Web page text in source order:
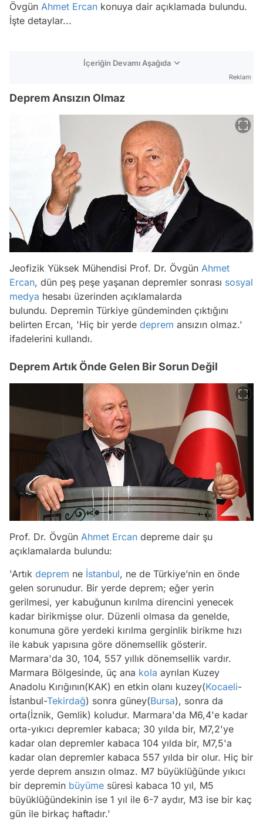
Övgün Ahmet Ercan konuya dair açıklamada bulundu.
İşte detaylar...
İçeriğin Devamı Aşağıda
Reklam
Deprem Ansızın Olmaz
Jeofizik Yüksek Mühendisi Prof. Dr. Övgün Ahmet
Ercan, dün peş peşe yaşanan depremler sonrası sosyal
medya hesabı üzerinden açıklamalarda
bulundu. Depremin Türkiye gündeminden çıktığını
belirten Ercan, 'Hiç bir yerde deprem ansızın olmaz.'
ifadelerini kullandı.
Deprem Artık Önde Gelen Bir Sorun Değil
Prof. Dr. Övgün Ahmet Ercan depreme dair şu
açıklamalarda bulundu:
'Artık deprem ne İstanbul, ne de Türkiye’nin en önde
gelen sorunudur. Bir yerde deprem; eğer yerin
gerilmesi, yer kabuğunun kırılma direncini yenecek
kadar birikmişse olur. Düzenli olmasa da genelde,
konumuna göre yerdeki kırılma gerginlik birikme hızı
ile kabuk yapısına göre dönemsellik gösterir.
Marmara'da 30, 104, 557 yıllık dönemsellik vardır.
Marmara Bölgesinde, üç ana kola ayrılan Kuzey
Anadolu Kırığının(KAK) en etkin olanı kuzey(Kocaeli-
İstanbul-Tekirdağ) sonra güney(Bursa), sonra da
orta(İznik, Gemlik) koludur. Marmara'da M6,4'e kadar
orta-yıkıcı depremler kabaca; 30 yılda bir, M7,2'ye
kadar olan depremler kabaca 104 yılda bir, M7,5'a
kadar olan depremler kabaca 557 yılda bir olur. Hiç bir
yerde deprem ansızın olmaz. M7 büyüklüğünde yıkıcı
bir depremin büyüme süresi kabaca 10 yıl, M5
büyüklüğündekinin ise 1 yıl ile 6-7 aydır, M3 ise bir kaç
gün ile birkaç haftadır.'